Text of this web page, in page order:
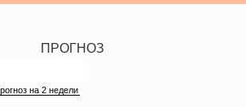
ПРОГНОЗ